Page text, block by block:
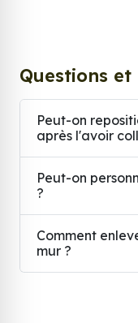
Questions et
Peut-on
après l'avoir
Peut-on
?
Comment
mur ?